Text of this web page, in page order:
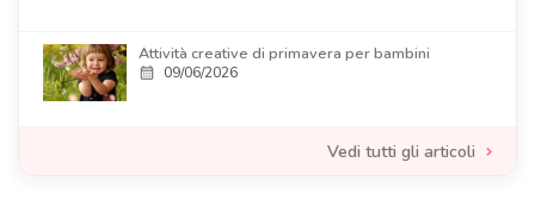
Attività creative di primavera per bambini
calendar_month 09/06/2026
Vedi tutti gli articoli